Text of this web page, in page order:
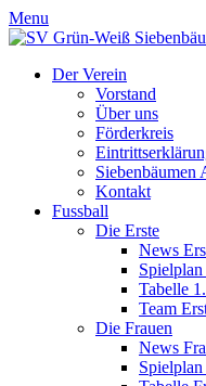
Menu
Der Verein
Vorstand
Über uns
Förderkreis
Siebenbäumen
Kontakt
Fussball
Die Erste
News
Spielplan
Tabelle
Team
Die Frauen
News
Spielplan